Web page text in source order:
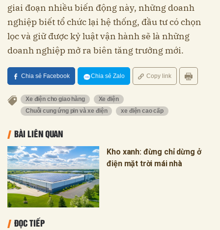
giai đoạn nhiều biến động này, những doanh
nghiệp biết tổ chức lại hệ thống, đầu tư có chọn
lọc và giữ được kỷ luật vận hành sẽ là những
doanh nghiệp mở ra biên tăng trưởng mới.
Chia sẻ Facebook Chia sẻ Zalo Copy link
Xe điện cho giao hàng
Xe điện
Chuỗi cung ứng pin và xe điện
xe điện cao cấp
BÀI LIÊN QUAN
Kho xanh: đừng chỉ dừng ở
điện mặt trời mái nhà
ĐỌC TIẾP